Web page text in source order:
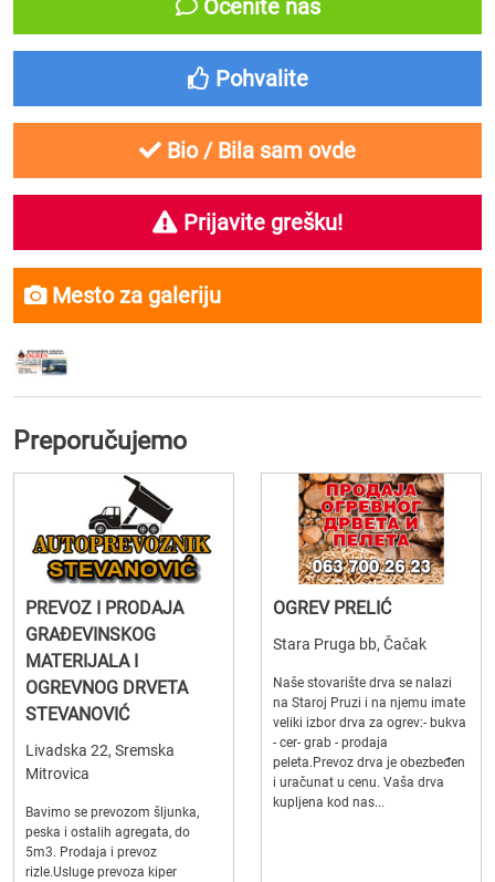
Ocenite nas
Pohvalite
Bio / Bila sam ovde
Prijavite grešku!
Mesto za galeriju
Preporučujemo
PREVOZ I PRODAJA
GRAĐEVINSKOG
MATERIJALA I
OGREVNOG DRVETA
STEVANOVIĆ
Livadska 22, Sremska
Mitrovica
Bavimo se prevozom šljunka,
peska i ostalih agregata, do
5m3. Prodaja i prevoz
rizle.Usluge prevoza kiper
OGREV PRELIĆ
Stara Pruga bb, Čačak
Naše stovarište drva se nalazi
na Staroj Pruzi i na njemu imate
veliki izbor drva za ogrev:- bukva
- cer- grab - prodaja
peleta.Prevoz drva je obezbeđen
i uračunat u cenu. Vaša drva
kupljena kod nas...